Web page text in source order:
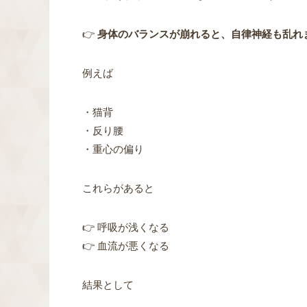
👉 身体のバランスが崩れると、自律神経も乱れ
例えば
・猫背
・反り腰
・重心の偏り
これらがあると
👉 呼吸が浅くなる
👉 血流が悪くなる
結果として